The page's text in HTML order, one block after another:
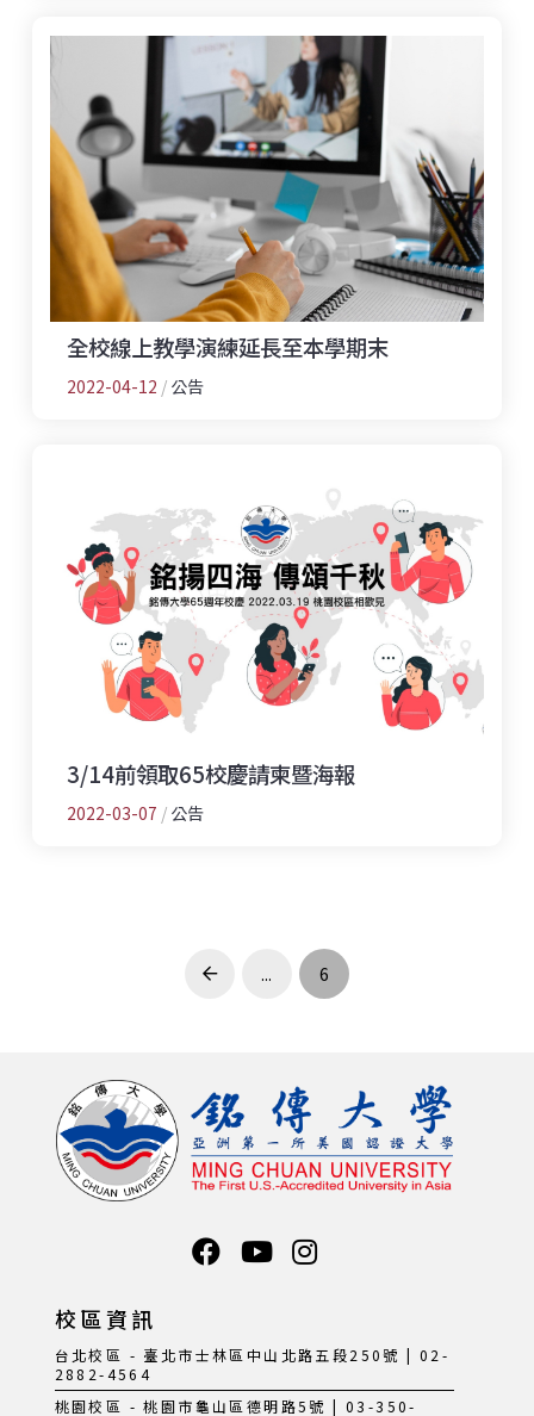
全校線上教學演練延長至本學期末
2022-04-12 / 公告
3/14前領取65校慶請柬暨海報
2022-03-07 / 公告
Prev ... 6
校區資訊
台北校區 - 臺北市士林區中山北路五段250號 | 02-
2882-4564
桃園校區 - 桃園市龜山區德明路5號 | 03-350-